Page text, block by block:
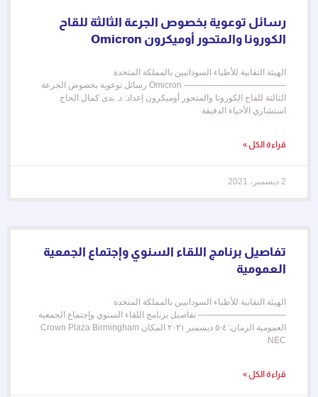
رسائل توعوية بخصوص الجرعة الثالثة للقاح
الكورونا والمتحور أوميكرون Omicron
الهيئة النقابية للأطباء السودانيين بالمملكة المتحدة
———————————— Omicron رسائل توعوية بخصوص الجرعة
الثالثة للقاح الكورونا والمتحور أوميكرون إعداد: د. ندى كمال الحاج
استشاري الأحياء الدقيقة
قراءة الكل »
2 ديسمبر، 2021
تفاصيل برنامج اللقاء السنوي وإجتماع الجمعية
العمومية
الهيئة النقابية للأطباء السودانيين بالمملكة المتحدة
——————————- تفاصيل برنامج اللقاء السنوي وإجتماع الجمعية
العمومية الزمان: ٤-٥ ديسمبر ٢٠٢١ المكان Crown Plaza Birmingham
NEC
قراءة الكل »